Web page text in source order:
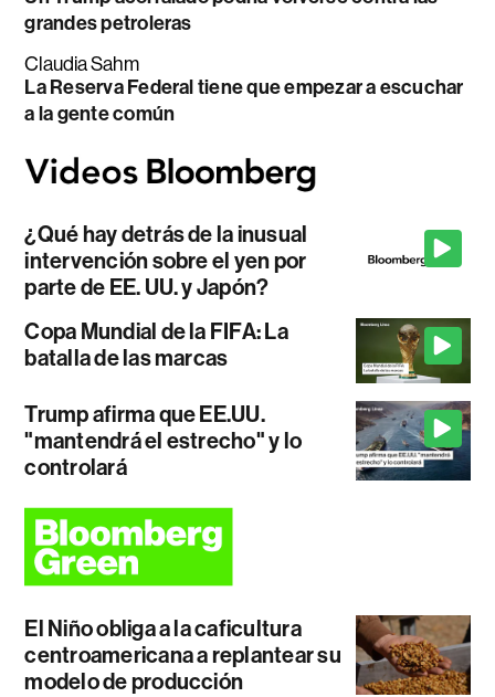
grandes petroleras
Claudia Sahm
La Reserva Federal tiene que empezar a escuchar
a la gente común
¿Qué hay detrás de la inusual
intervención sobre el yen por
parte de EE. UU. y Japón?
Copa Mundial de la FIFA: La
batalla de las marcas
Trump afirma que EE.UU.
"mantendrá el estrecho" y lo
controlará
El Niño obliga a la caficultura
centroamericana a replantear su
modelo de producción